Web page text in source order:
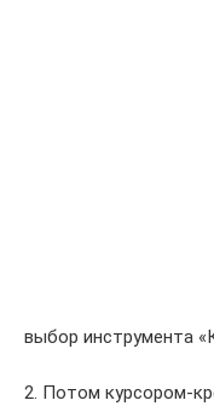
выбор инструмента
2. Потом курсором-